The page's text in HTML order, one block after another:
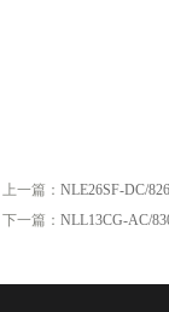
上一篇： NLE26SF-DC/
下一篇： NLL13CG-AC/